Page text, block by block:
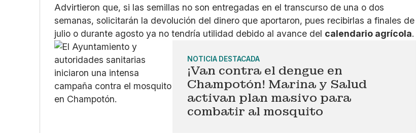
Advirtieron que, si las semillas no son entregadas en el transcurso de una o dos
semanas, solicitarán la devolución del dinero que aportaron, pues recibirlas a finales de
julio o durante agosto ya no tendría utilidad debido al avance del calendario agrícola.
NOTICIA DESTACADA
¡Van contra el dengue en
Champotón! Marina y Salud
activan plan masivo para
combatir al mosquito